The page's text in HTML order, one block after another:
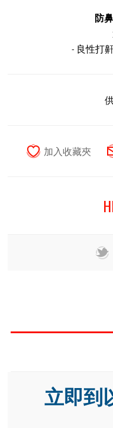
防
- 良性打
立即到